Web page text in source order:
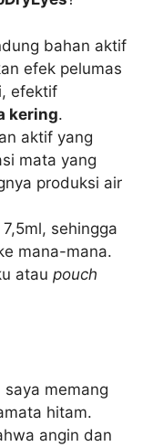
bahan aktif
efek pelumas
efektif
kering.
aktif yang
mata yang
produksi air
sehingga
mana-mana.
atau pouch
memang
hitam.
angin dan